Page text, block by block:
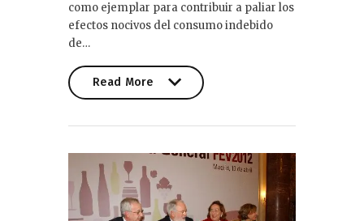
como ejemplar para contribuir a paliar los
efectos nocivos del consumo indebido
de…
Read More